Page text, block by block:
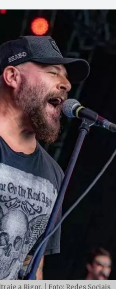
a Rigor. | Foto: Redes Sociais